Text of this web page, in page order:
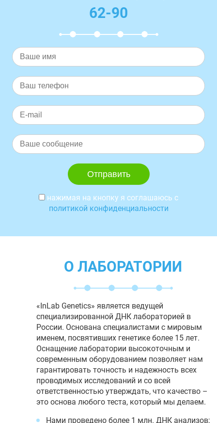
62-90
нажимая на кнопку я соглашаюсь с
политикой конфиденциальности
О ЛАБОРАТОРИИ
«InLab Genetics» является ведущей
специализированной ДНК лабораторией в
России. Основана специалистами с мировым
именем, посвятивших генетике более 15 лет.
Оснащение лаборатории высокоточным и
современным оборудованием позволяет нам
гарантировать точность и надежность всех
проводимых исследований и со всей
ответственностью утверждать, что качество –
это основа любого теста, который мы делаем.
Нами проведено более 1 млн. ДНК анализов;